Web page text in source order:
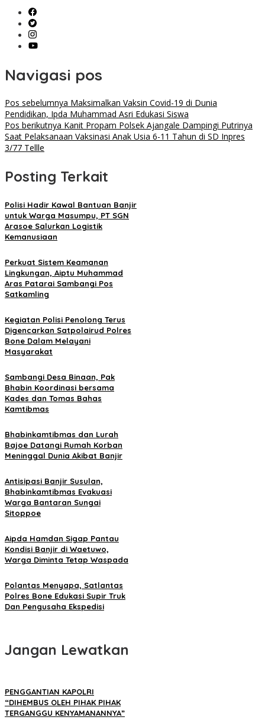
Navigasi pos
Pos sebelumnya Maksimalkan Vaksin Covid-19 di Dunia
Pendidikan, Ipda Muhammad Asri Edukasi Siswa
Pos berikutnya Kanit Propam Polsek Ajangale Dampingi Putrinya
Saat Pelaksanaan Vaksinasi Anak Usia 6-11 Tahun di SD Inpres
3/77 Tellle
Posting Terkait
Polisi Hadir Kawal Bantuan Banjir
untuk Warga Masumpu, PT SGN
Arasoe Salurkan Logistik
Kemanusiaan
Perkuat Sistem Keamanan
Lingkungan, Aiptu Muhammad
Aras Patarai Sambangi Pos
Satkamling
Kegiatan Polisi Penolong Terus
Digencarkan Satpolairud Polres
Bone Dalam Melayani
Masyarakat
Sambangi Desa Binaan, Pak
Bhabin Koordinasi bersama
Kades dan Tomas Bahas
Kamtibmas
Bhabinkamtibmas dan Lurah
Bajoe Datangi Rumah Korban
Meninggal Dunia Akibat Banjir
Antisipasi Banjir Susulan,
Bhabinkamtibmas Evakuasi
Warga Bantaran Sungai
Sitoppoe
Aipda Hamdan Sigap Pantau
Kondisi Banjir di Waetuwo,
Warga Diminta Tetap Waspada
Polantas Menyapa, Satlantas
Polres Bone Edukasi Supir Truk
Dan Pengusaha Ekspedisi
Jangan Lewatkan
PENGGANTIAN KAPOLRI
“DIHEMBUS OLEH PIHAK PIHAK
TERGANGGU KENYAMANANNYA”